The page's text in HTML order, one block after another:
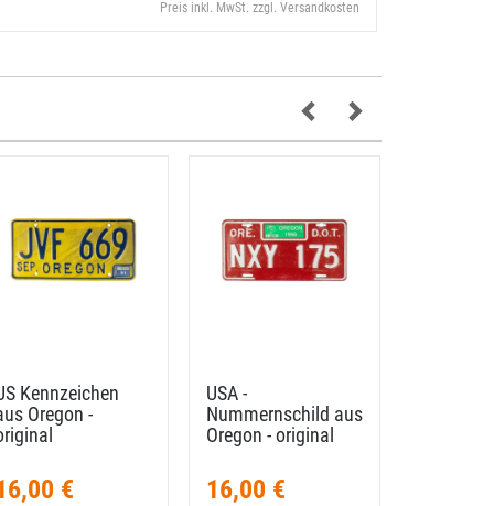
Preis inkl. MwSt. zzgl. Versandkosten
Kennzeichen
Oregon -
€
USA -
Nummernschild aus
Oregon - original
16,00 €